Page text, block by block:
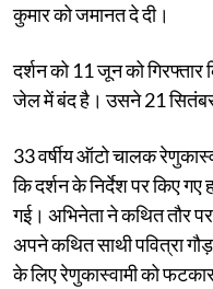
कुमार को जमानत दे दी।
दर्शन को 11 जून को गिरफ्तार
जेल में बंद है। उसने 21 सितंबर
33 वर्षीय ऑटो चालक
कि दर्शन के निर्देश पर किए
गई। अभिनेता ने कथित तौर
अपने कथित साथी पवित्रा
के लिए रेणुकास्वामी को